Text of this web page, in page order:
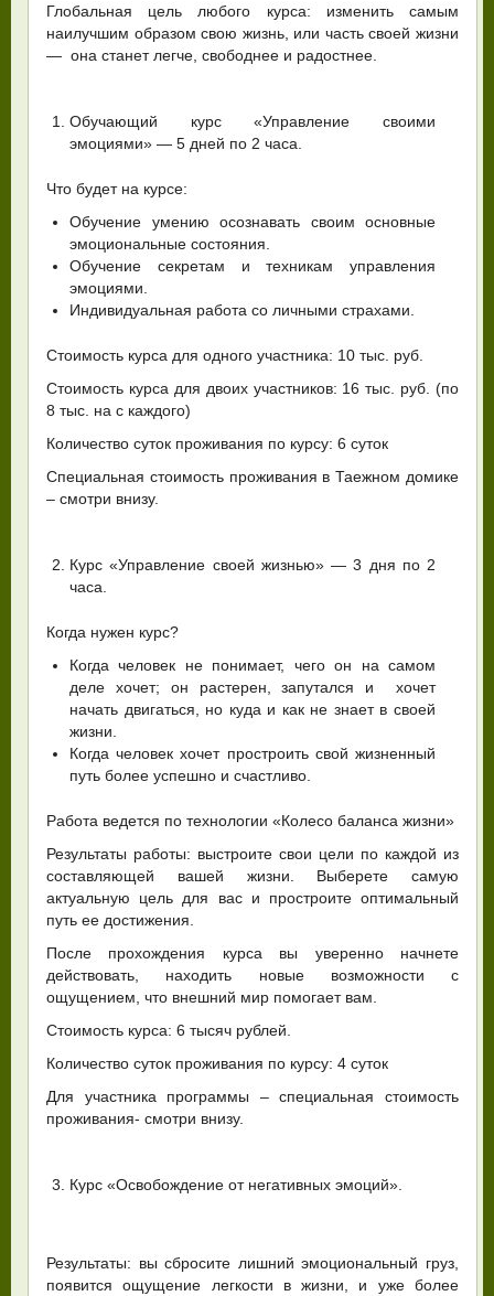
Глобальная цель любого курса: изменить самым
наилучшим образом свою жизнь, или часть своей жизни
— она станет легче, свободнее и радостнее.
Обучающий курс «Управление своими
эмоциями» — 5 дней по 2 часа.
Что будет на курсе:
Обучение умению осознавать своим основные
эмоциональные состояния.
Обучение секретам и техникам управления
эмоциями.
Индивидуальная работа со личными страхами.
Стоимость курса для одного участника: 10 тыс. руб.
Стоимость курса для двоих участников: 16 тыс. руб. (по
8 тыс. на с каждого)
Количество суток проживания по курсу: 6 суток
Специальная стоимость проживания в Таежном домике
– смотри внизу.
Курс «Управление своей жизнью» — 3 дня по 2
часа.
Когда нужен курс?
Когда человек не понимает, чего он на самом
деле хочет; он растерен, запутался и хочет
начать двигаться, но куда и как не знает в своей
жизни.
Когда человек хочет простроить свой жизненный
путь более успешно и счастливо.
Работа ведется по технологии «Колесо баланса жизни»
Результаты работы: выстроите свои цели по каждой из
составляющей вашей жизни. Выберете самую
актуальную цель для вас и простроите оптимальный
путь ее достижения.
После прохождения курса вы уверенно начнете
действовать, находить новые возможности с
ощущением, что внешний мир помогает вам.
Стоимость курса: 6 тысяч рублей.
Количество суток проживания по курсу: 4 суток
Для участника программы – специальная стоимость
проживания- смотри внизу.
Курс «Освобождение от негативных эмоций».
Результаты: вы сбросите лишний эмоциональный груз,
появится ощущение легкости в жизни, и уже более